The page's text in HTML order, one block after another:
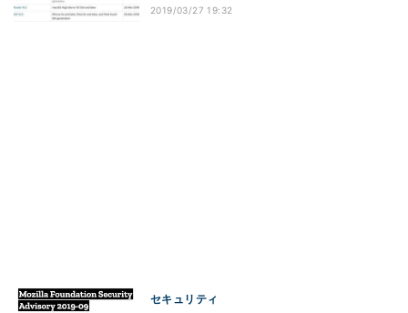
2019/03/27 19:32
セキュリティ